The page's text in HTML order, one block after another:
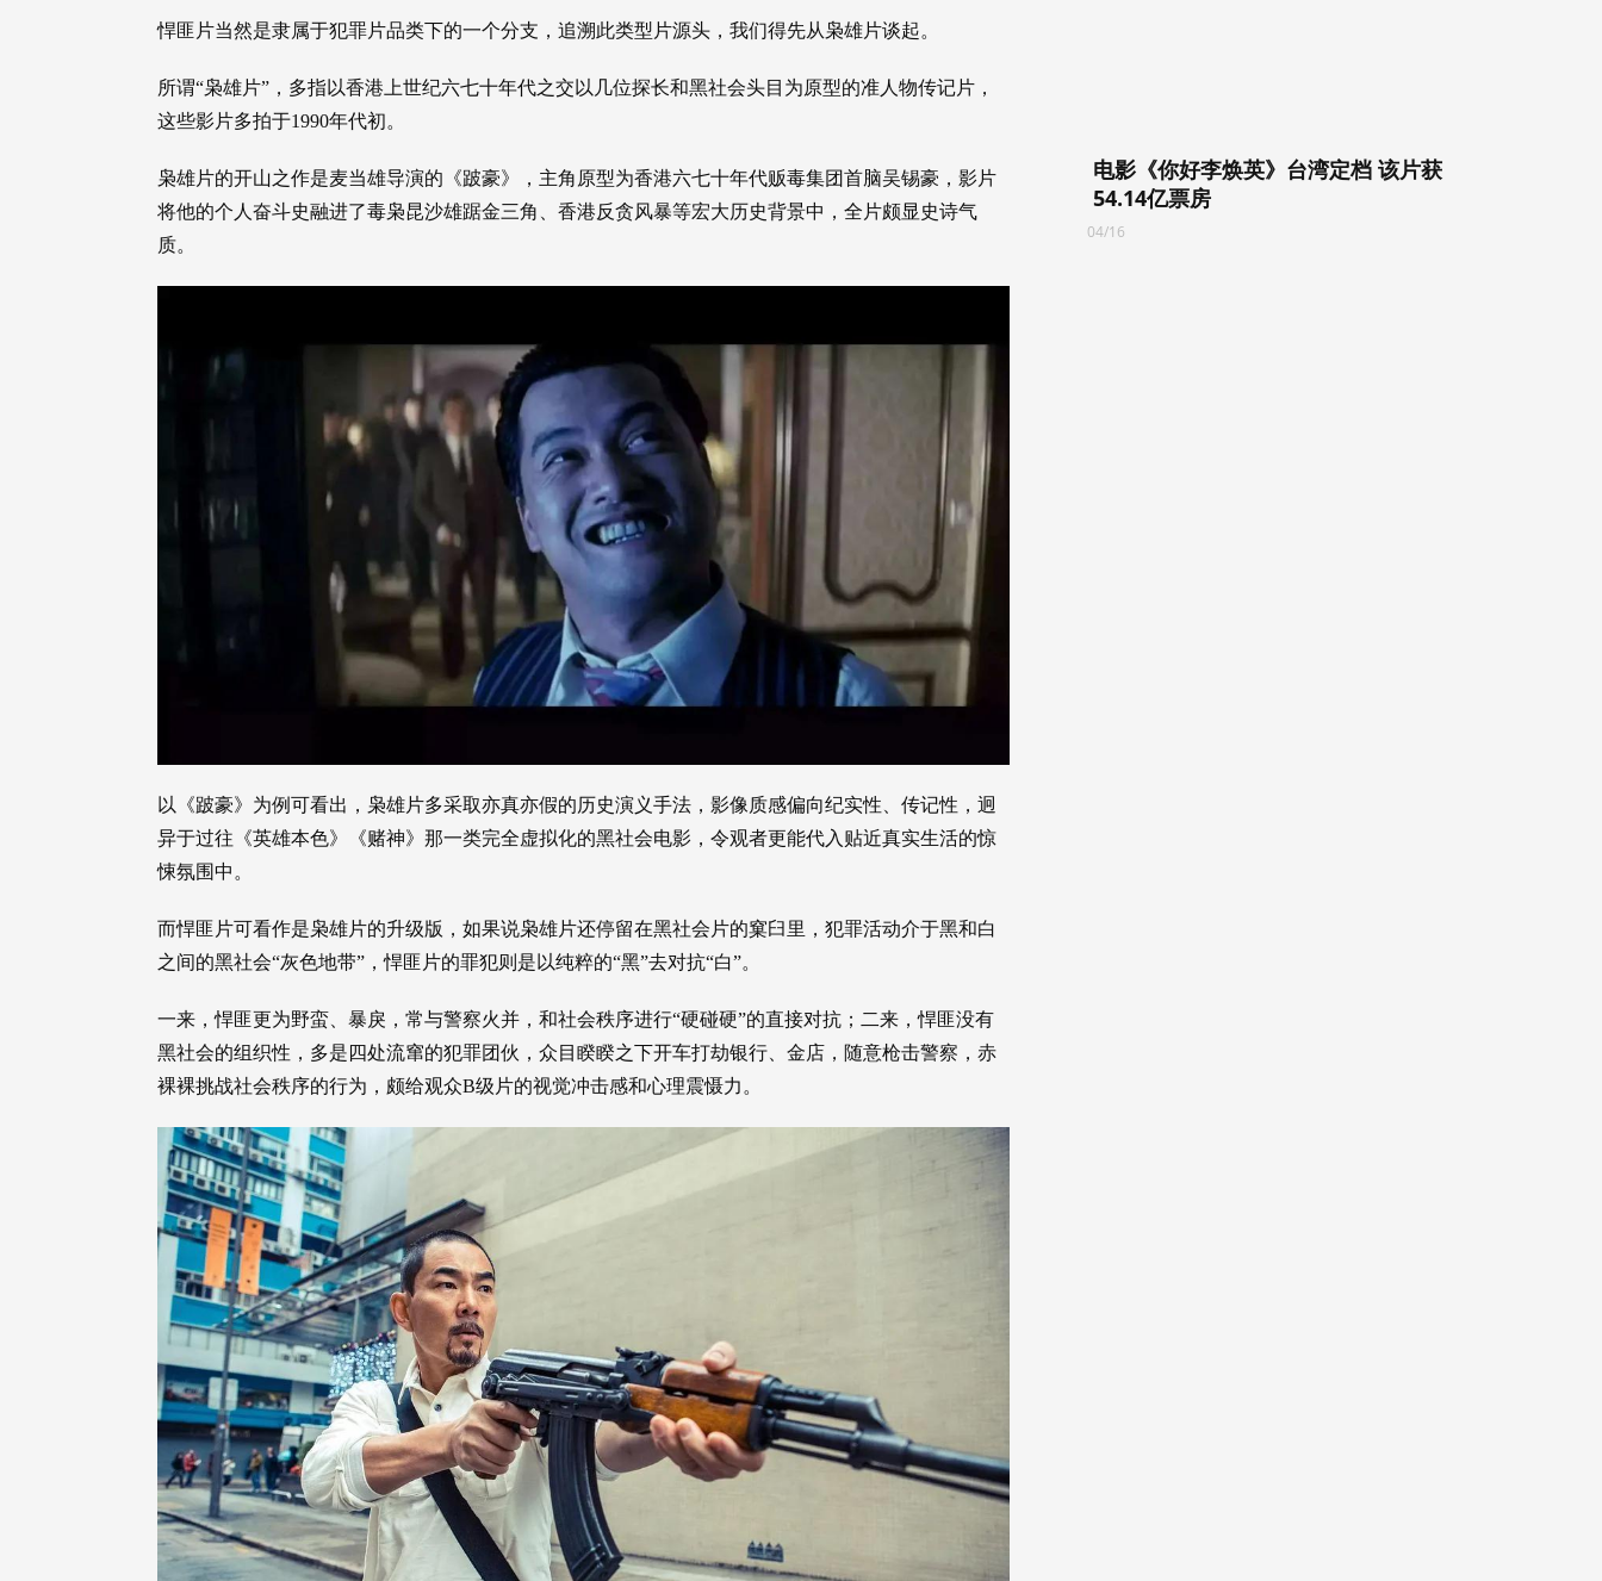
悍匪片当然是隶属于犯罪片品类下的一个分支，追溯此类型片源头，我们得先从枭雄片谈起。
所谓“枭雄片”，多指以香港上世纪六七十年代之交以几位探长和黑社会头目为原型的准人物传记片，
这些影片多拍于1990年代初。
枭雄片的开山之作是麦当雄导演的《跛豪》，主角原型为香港六七十年代贩毒集团首脑吴锡豪，影片
将他的个人奋斗史融进了毒枭昆沙雄踞金三角、香港反贪风暴等宏大历史背景中，全片颇显史诗气
质。
以《跛豪》为例可看出，枭雄片多采取亦真亦假的历史演义手法，影像质感偏向纪实性、传记性，迥
异于过往《英雄本色》《赌神》那一类完全虚拟化的黑社会电影，令观者更能代入贴近真实生活的惊
悚氛围中。
而悍匪片可看作是枭雄片的升级版，如果说枭雄片还停留在黑社会片的窠臼里，犯罪活动介于黑和白
之间的黑社会“灰色地带”，悍匪片的罪犯则是以纯粹的“黑”去对抗“白”。
一来，悍匪更为野蛮、暴戾，常与警察火并，和社会秩序进行“硬碰硬”的直接对抗；二来，悍匪没有
黑社会的组织性，多是四处流窜的犯罪团伙，众目睽睽之下开车打劫银行、金店，随意枪击警察，赤
裸裸挑战社会秩序的行为，颇给观众B级片的视觉冲击感和心理震慑力。
电影《你好李焕英》台湾定档 该片获
54.14亿票房
04/16